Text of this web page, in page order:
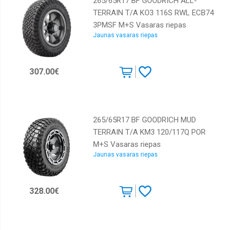
TERRAIN T/A KO3 116S RWL ECB74
3PMSF M+S Vasaras riepas
Jaunas vasaras riepas
307.00€
265/65R17 BF GOODRICH MUD
TERRAIN T/A KM3 120/117Q POR
M+S Vasaras riepas
Jaunas vasaras riepas
328.00€